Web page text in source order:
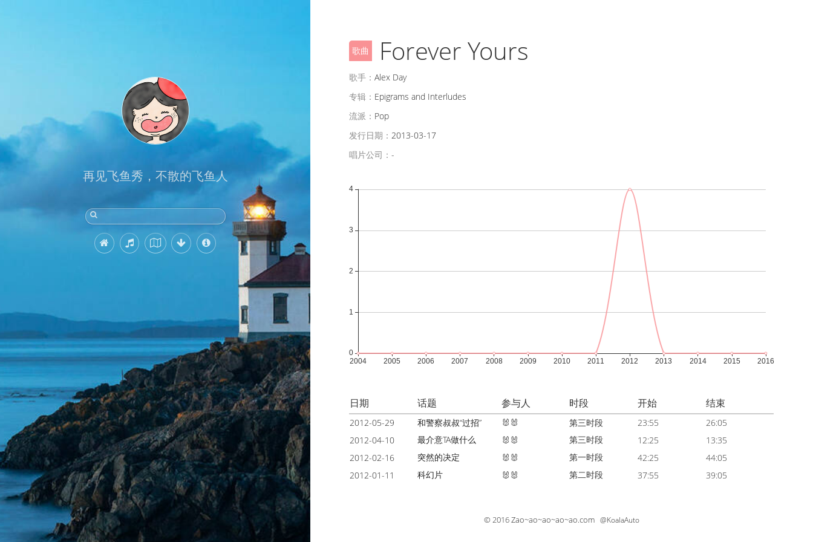
再见飞鱼秀，不散的飞鱼人
歌曲 Forever Yours
歌手：Alex Day
专辑： Epigrams and Interludes
流派： Pop
发行日期：2013-03-17
唱片公司：-
日期 话题 参与人 时段 开始 结束
2012-05-29 和警察叔叔“过招” 🐰🐰 第三时段 23:55
26:05
2012-04-10
最介意TA做什么 🐰🐰 第三时段 12:25
13:35
2012-02-16
突然的决定 🐰🐰 第一时段 42:25
44:05
2012-01-11
科幻片 🐰🐰 第二时段 37:55 39:05
© 2016Zao~ao~ao~ao~ao.com @KoalaAuto